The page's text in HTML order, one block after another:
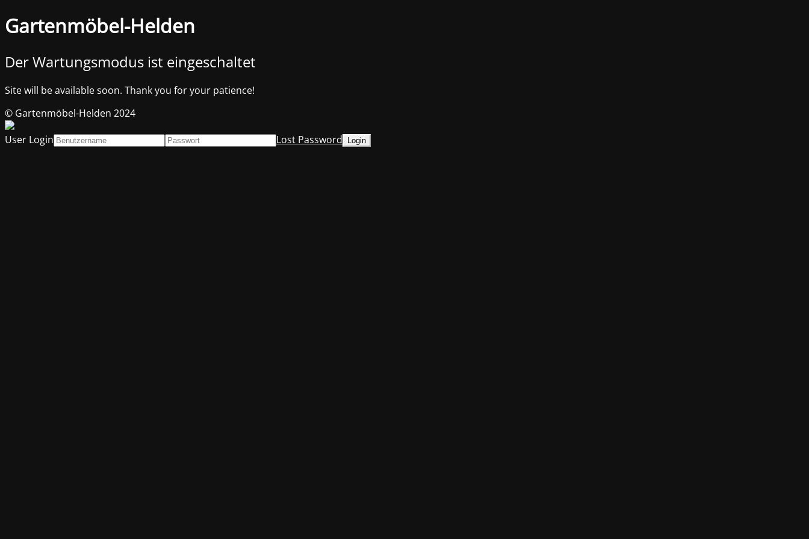
Gartenmöbel-Helden
Der Wartungsmodus ist eingeschaltet
Site will be available soon. Thank you for your patience!
© Gartenmöbel-Helden 2024
User Login
Lost Password